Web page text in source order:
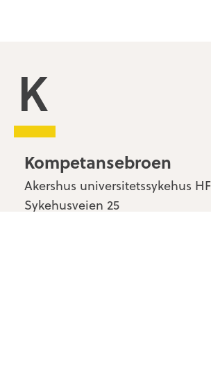
Kompetansebroen
Kompetansebroen
Akershus universitetssykehus HF
Sykehusveien 25